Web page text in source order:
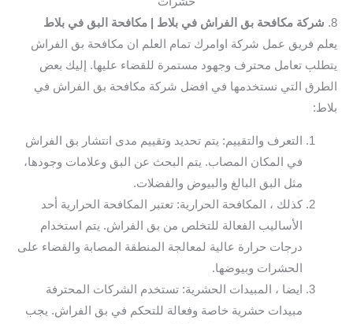
8. شركة مكافحة بق الفراش في بلاط
| مكافحة البق في بلاط
يعلم فريق عمل شركة اوامرك تمام العلم ان مكافحة بق الفراش
يتطلب تعامل محترف وجهود مستمرة للقضاء عليها. إليك بعض
الطرق التي نستخدمها في افضل شركة مكافحة بق الفراش في
بلاط:
التعرف والتقييم: يتم تحديد وتقييم مدى انتشار بق الفراش
في المكان المصاب. يتم البحث عن البق وعلامات وجودها،
مثل البق البالغ والبيوض والفضلات.
كذلك ، المكافحة الحرارية: تعتبر المكافحة الحرارية أحد
الأساليب الفعالة للتخلص من بق الفراش. يتم استخدام
درجات حرارة عالية لمعالجة المنطقة المصابة والقضاء على
الحشرات وبيوضها.
ايضا ، المبيدات الحشرية: تستخدم الشركات المحترفة
مبيدات حشرية خاصة وفعالة للتحكم في بق الفراش. يجب